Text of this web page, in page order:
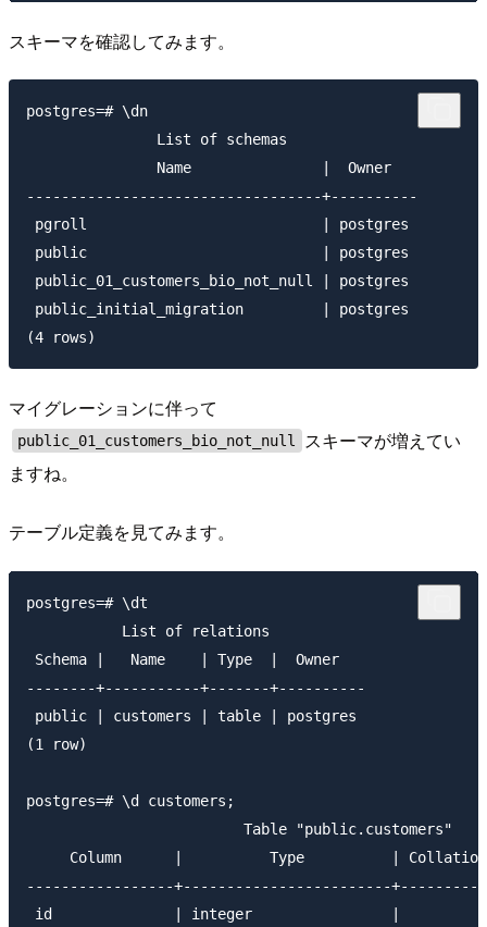
スキーマを確認してみます。
postgres=# \dn
               List of schemas
               Name               |  Owner
----------------------------------+----------
pgroll                           | postgres
public                           | postgres
public_01_customers_bio_not_null | postgres
public_initial_migration         | postgres
マイグレーションに伴って
public_01_customers_bio_not_null
スキーマが増えてい
ますね。
テーブル定義を見てみます。
postgres=# \dt
           List of relations
Schema |   Name    | Type  |  Owner
--------+-----------+-------+----------
public | customers | table | postgres
(1 row)
postgres=# \d customers;
                         Table "public.customers"
Column      |          Type          |
-----------------+------------------------
id              | integer                |